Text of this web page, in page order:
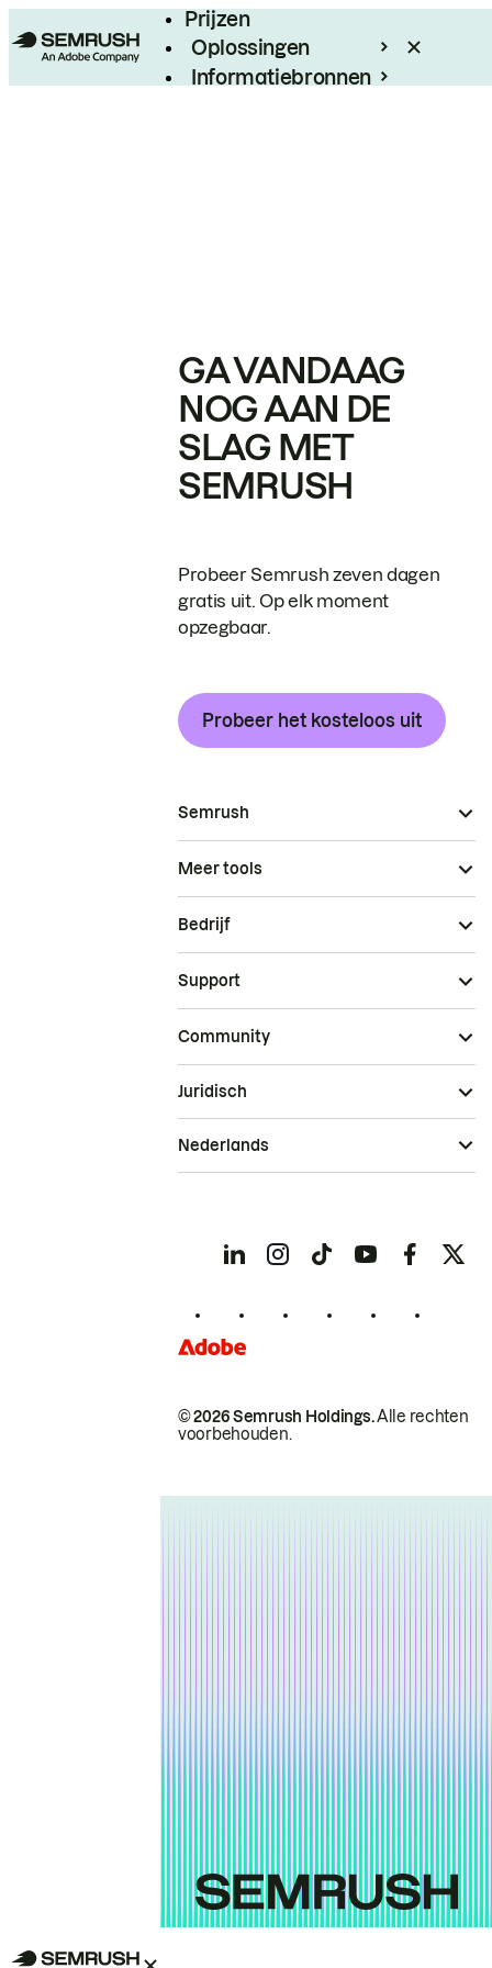
Prijzen
Oplossingen
Informatiebronnen
GA VANDAAG
NOG AAN DE
SLAG MET
SEMRUSH
Probeer Semrush zeven dagen
gratis uit. Op elk moment
opzegbaar.
Probeer het kosteloos uit
Semrush
Meer tools
Bedrijf
Support
Community
© 2026 Semrush Holdings.Alle rechten
voorbehouden.
Juridisch
Nederlands